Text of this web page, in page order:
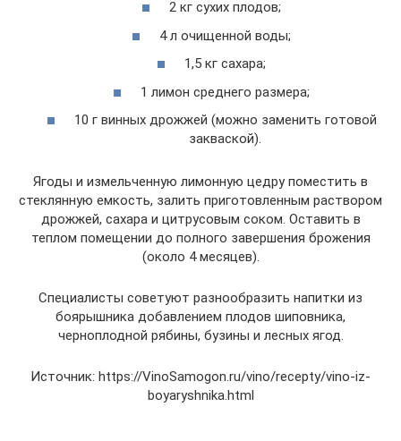
2 кг сухих плодов;
4 л очищенной воды;
1,5 кг сахара;
1 лимон среднего размера;
10 г винных дрожжей (можно заменить готовой
закваской).
Ягоды и измельченную лимонную цедру поместить в
стеклянную емкость, залить приготовленным раствором
дрожжей, сахара и цитрусовым соком. Оставить в
теплом помещении до полного завершения брожения
(около 4 месяцев).
Специалисты советуют разнообразить напитки из
боярышника добавлением плодов шиповника,
черноплодной рябины, бузины и лесных ягод.
Источник: https://VinoSamogon.ru/vino/recepty/vino-iz-
boyaryshnika.html